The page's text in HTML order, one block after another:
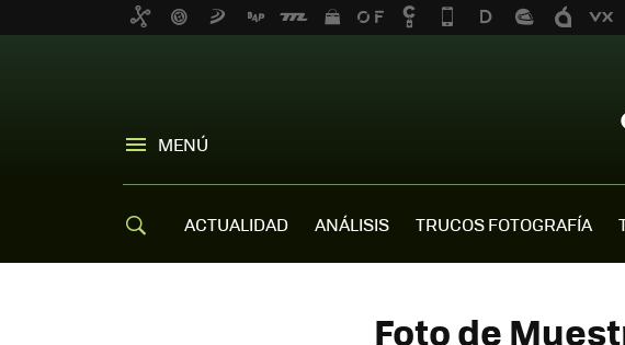
MENÚ
ACTUALIDAD ANÁLISIS TRUCOS FOTOGRAFÍA
Foto de